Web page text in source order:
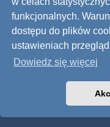
funkcjonalnych.
dostępu do plików
ustawieniach
Dowiedz się więcej